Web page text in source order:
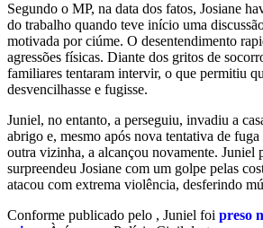
Segundo o MP, na data dos fatos, Josiane
do trabalho quando teve início uma
motivada por ciúme. O desentendimento
agressões físicas. Diante dos gritos de
familiares tentaram intervir, o que permitiu
desvencilhasse e fugisse.
Juniel, no entanto, a perseguiu, invadiu a
abrigo e, mesmo após nova tentativa de fuga
outra vizinha, a alcançou novamente. Juniel
surpreendeu Josiane com um golpe pelas
atacou com extrema violência, desferindo
Conforme publicado pelo , Juniel foi preso